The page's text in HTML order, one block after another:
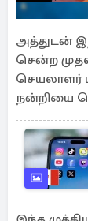
அத்துடன்
சென்ற
செயலாளர்
நன்றியை